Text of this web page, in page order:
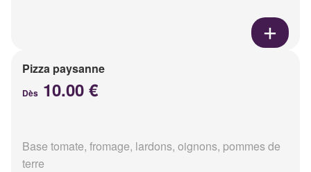
Pizza paysanne
Dès 10.00 €
Base tomate, fromage, lardons, oignons, pommes de
terre